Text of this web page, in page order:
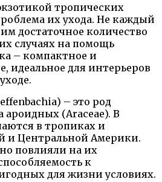
тропических
их ухода. Не каждый
достаточное количество
случаях на помощь
– компактное и
идеальное для интерьеров
– это род
ароидных (Araceae). В
в тропиках и
и Центральной Америки.
повлияли на их
к
для жизни условиях.